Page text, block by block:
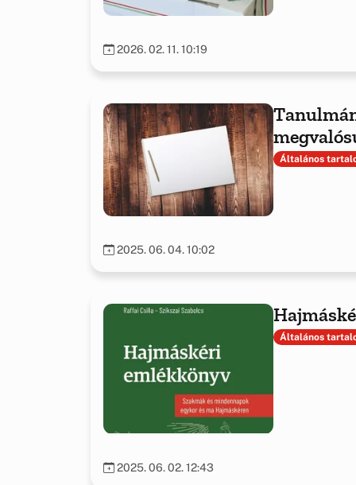
2026. 02. 11. 10:19
Általános
2025. 06. 04. 10:02
Általános
2025. 06. 02. 12:43